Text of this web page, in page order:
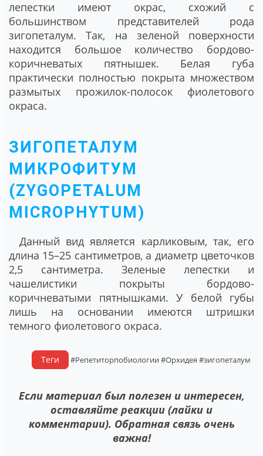
лепестки имеют окрас, схожий с
большинством представителей рода
зигопеталум. Так, на зеленой поверхности
находится большое количество бордово-
коричневатых пятнышек. Белая губа
практически полностью покрыта множеством
размытых прожилок-полосок фиолетового
окраса.
ЗИГОПЕТАЛУМ
МИКРОФИТУМ
(ZYGOPETALUM
MICROPHYTUM)
Данный вид является карликовым, так, его
длина 15–25 сантиметров, а диаметр цветочков
2,5 сантиметра. Зеленые лепестки и
чашелистики покрыты бордово-
коричневатыми пятнышками. У белой губы
лишь на основании имеются штришки
темного фиолетового окраса.
Теги #Репетиторпобиологии#Орхидея #зигопеталум
Если материал был полезен и интересен,
оставляйте реакции (лайки и
комментарии). Обратная связь очень
важна!